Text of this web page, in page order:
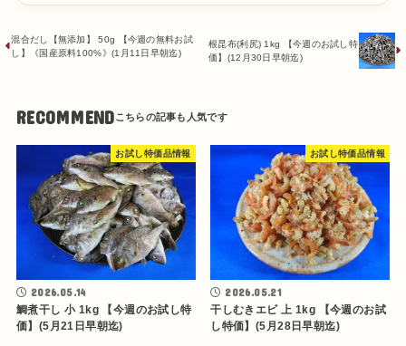
混合だし【無添加】 50g 【今週の無料お試
し】《国産原料100%》(1月11日早朝迄)
根昆布(利尻) 1kg 【今週のお試し特
価】(12月30日早朝迄)
RECOMMEND
お試し特価品情報
2026.05.14
鯛煮干し 小 1kg 【今週のお試し特
価】(5月21日早朝迄)
お試し特価品情報
2026.05.21
干しむきエビ 上 1kg 【今週のお試
し特価】(5月28日早朝迄)